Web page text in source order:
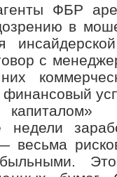
ФБР
в
с
недели
весьма